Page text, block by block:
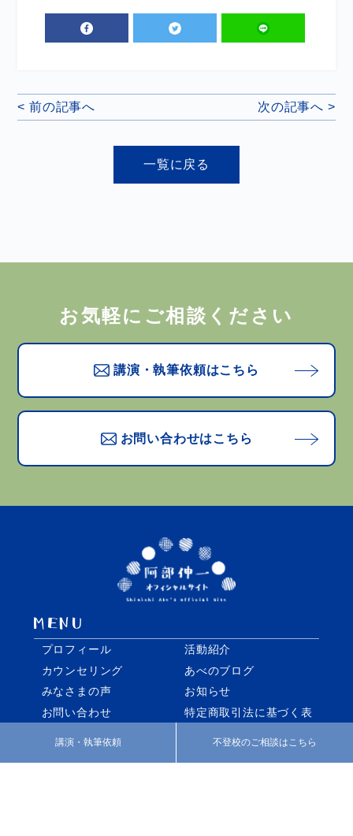
講演・執筆依頼 不登校のご相談はこちら
< 前の記事へ 次の記事へ >
一覧に戻る
お気軽にご相談ください
講演・執筆依頼はこちら
お問い合わせはこちら
プロフィール
活動紹介
カウンセリング
あべのブログ
みなさまの声
お知らせ
お問い合わせ
特定商取引法に基づく表